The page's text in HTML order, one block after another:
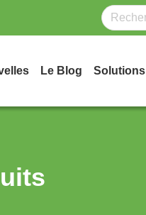
Le Blog Solutions